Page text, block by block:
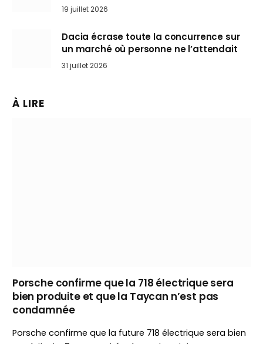
l’art de rouler cheveux au vent
19 juillet 2026
Dacia écrase toute la concurrence sur
un marché où personne ne l’attendait
31 juillet 2026
À LIRE
Porsche confirme que la 718 électrique sera
bien produite et que la Taycan n’est pas
condamnée
Porsche confirme que la future 718 électrique sera bien